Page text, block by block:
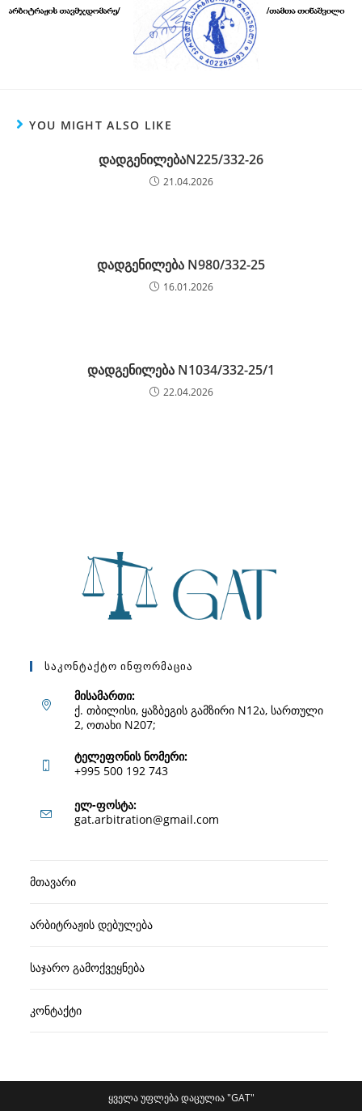
YOU MIGHT ALSO LIKE
დადგენილებაN225/332-26
21.04.2026
დადგენილება N980/332-25
16.01.2026
დადგენილება N1034/332-25/1
22.04.2026
Საკონტაქტო Ინფორმაცია
მისამართი:
ქ. თბილისი, ყაზბეგის გამზირი N12ა, სართული
2, ოთახი N207;
ტელეფონის ნომერი:
+995 500 192 743
in
application
ელ-ფოსტა:
gat.arbitration@gmail.com
მთავარი
არბიტრაჟის დებულება
საჯარო გამოქვეყნება
კონტაქტი
ყველა უფლება დაცულია "GAT"